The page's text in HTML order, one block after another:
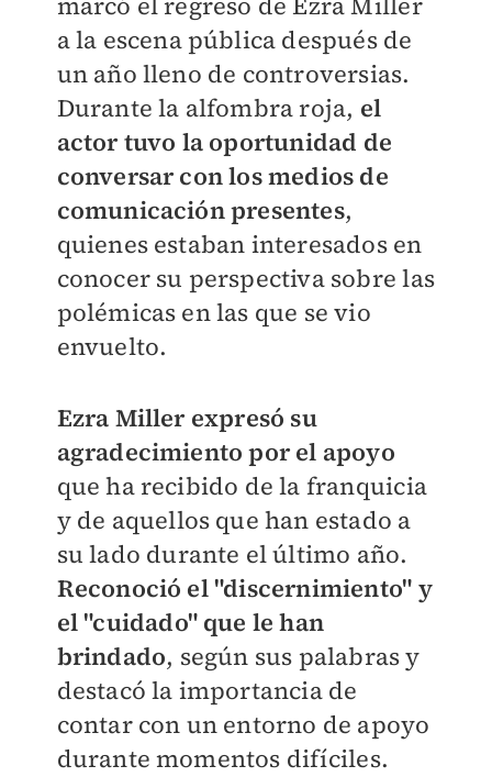
a la escena pública después de
un año lleno de controversias.
Durante la alfombra roja, el
actor tuvo la oportunidad de
conversar con los medios de
comunicación presentes,
quienes estaban interesados en
conocer su perspectiva sobre las
polémicas en las que se vio
envuelto.
Ezra Miller expresó su
agradecimiento por el apoyo
que ha recibido de la franquicia
y de aquellos que han estado a
su lado durante el último año.
Reconoció el "discernimiento" y
el "cuidado" que le han
brindado, según sus palabras y
destacó la importancia de
contar con un entorno de apoyo
durante momentos difíciles.